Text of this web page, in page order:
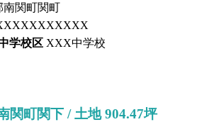
南関町関町
学校区 XXX中学校
関町関下 / 土地 904.47坪